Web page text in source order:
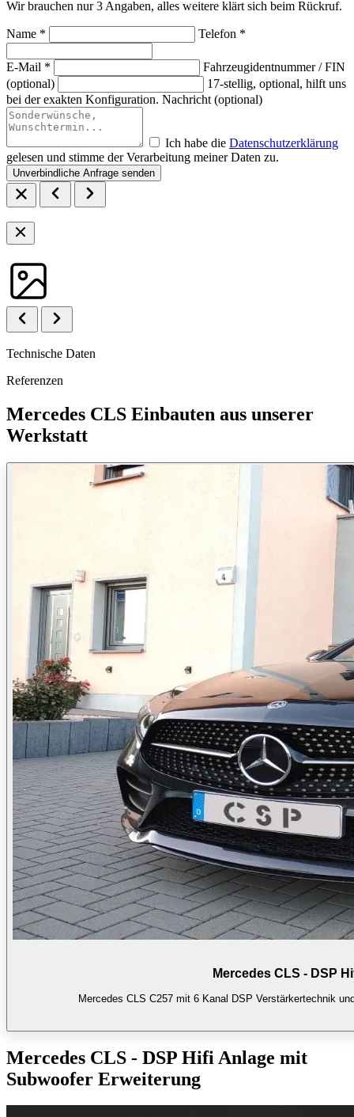
Wir brauchen nur 3 Angaben, alles weitere klärt sich beim Rückruf.
Name * Telefon *
E-Mail *
Fahrzeugidentnummer / FIN
(optional)
17-stellig, optional, hilft uns
bei der exakten Konfiguration. Nachricht (optional)
Ich habe die Datenschutzerklärung
gelesen und stimme der Verarbeitung meiner Daten zu.
Unverbindliche Anfrage senden
Technische Daten
Referenzen
Mercedes CLS Einbauten aus unserer
Werkstatt
Mercedes CLS - DSP
Mercedes CLS C257 mit 6 Kanal DSP Verstärkertechnik
Mercedes CLS - DSP Hifi Anlage mit
Subwoofer Erweiterung